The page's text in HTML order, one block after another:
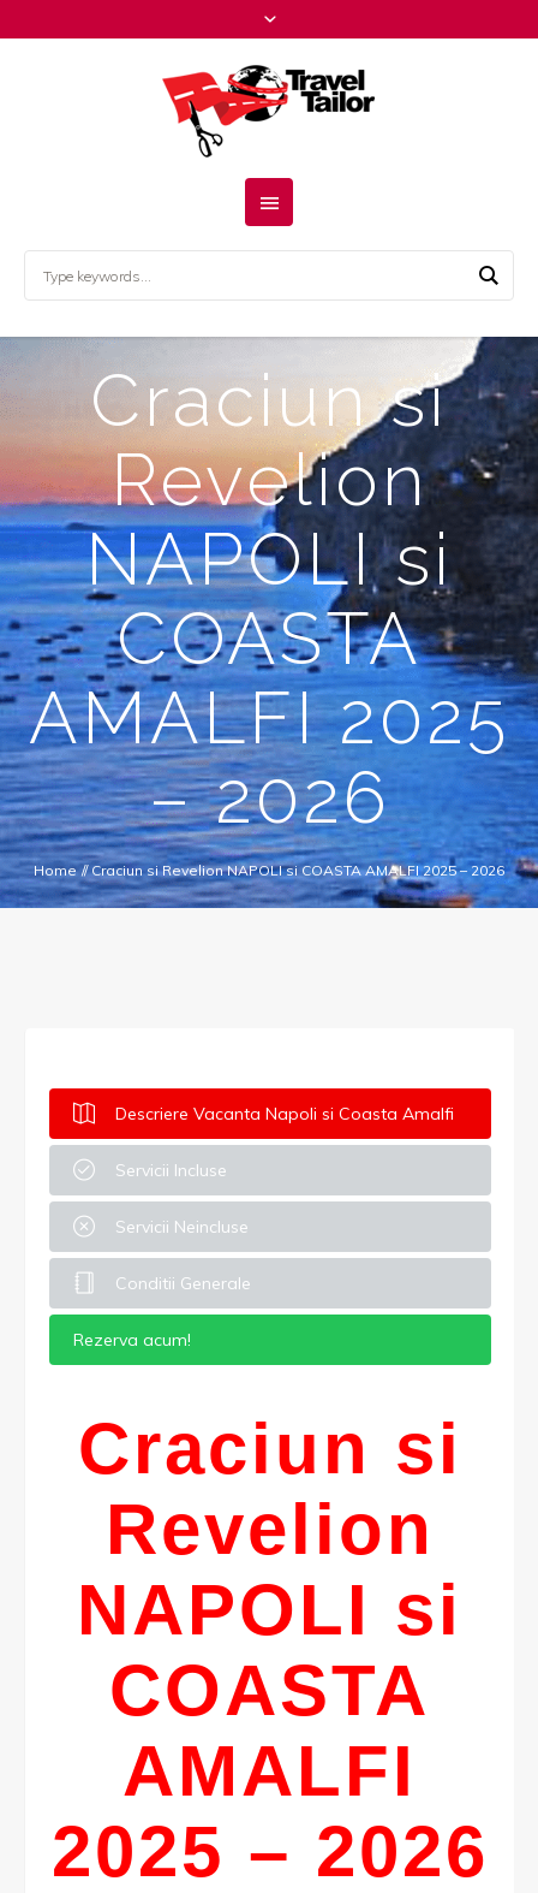
Craciun si
Revelion
NAPOLI si
COASTA
AMALFI 2025
– 2026
Home //Craciun si Revelion NAPOLI si COASTA AMALFI 2025 – 2026
Descriere Vacanta Napoli si Coasta Amalfi
Servicii Incluse
Servicii Neincluse
Conditii Generale
Rezerva acum!
Craciun si
Revelion
NAPOLI si
COASTA
AMALFI
2025 – 2026